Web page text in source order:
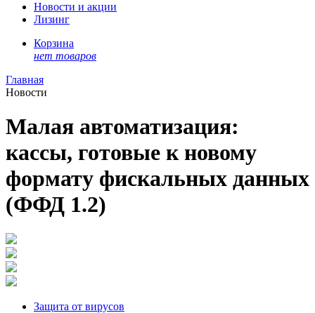
Новости и акции
Лизинг
Корзина
нет товаров
Главная
Новости
Малая автоматизация:
кассы, готовые к новому
формату фискальных данных
(ФФД 1.2)
Защита от вирусов